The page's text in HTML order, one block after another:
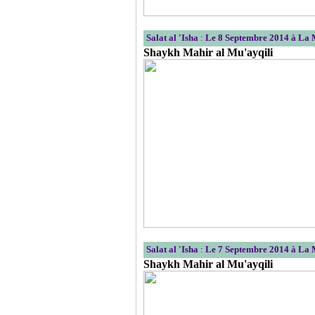
Salat al 'Isha : Le 8 Septembre 2014 à La
Shaykh Mahir al Mu'ayqili
Salat al 'Isha : Le 7 Septembre 2014 à La
Shaykh Mahir al Mu'ayqili